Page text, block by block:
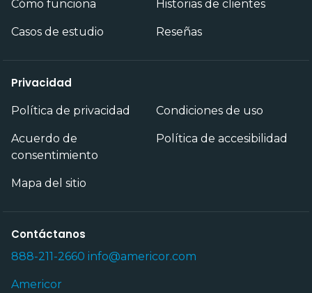
Cómo funciona Historias de clientes
Casos de estudio Reseñas
Privacidad
Política de privacidad Condiciones de uso
Acuerdo de
consentimiento
Política de accesibilidad
Mapa del sitio
Contáctanos
888-211-2660 info@americor.com
Americor